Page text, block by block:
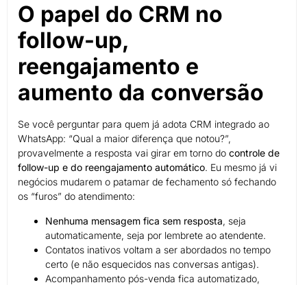
O papel do CRM no
follow-up,
reengajamento e
aumento da conversão
Se você perguntar para quem já adota CRM integrado ao
WhatsApp: “Qual a maior diferença que notou?”,
provavelmente a resposta vai girar em torno do controle de
follow-up e do reengajamento automático. Eu mesmo já vi
negócios mudarem o patamar de fechamento só fechando
os “furos” do atendimento:
Nenhuma mensagem fica sem resposta, seja
automaticamente, seja por lembrete ao atendente.
Contatos inativos voltam a ser abordados no tempo
certo (e não esquecidos nas conversas antigas).
Acompanhamento pós-venda fica automatizado,